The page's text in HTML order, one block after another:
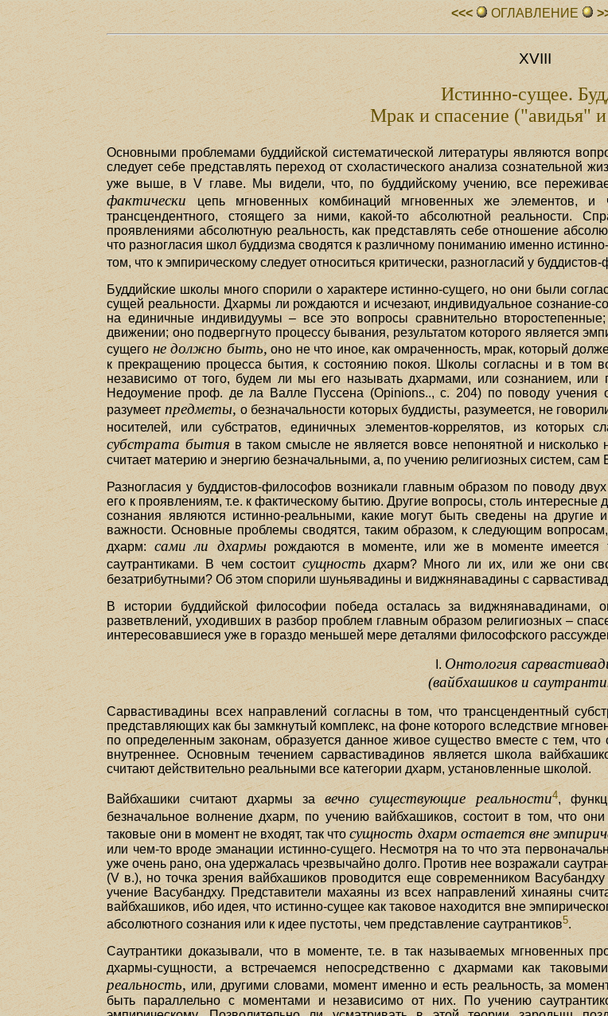
<<< ОГЛАВЛЕHИЕ
XVIII
Истинно-сущее.
Мрак и спасение ("авидья"
Основными проблемами буддийской систематической литературы являются
следует себе представлять переход от схоластического анализа сознательной
уже выше, в V главе. Мы видели, что, по буддийскому учению, все
фактически цепь мгновенных комбинаций мгновенных же элементов,
трансцендентного, стоящего за ними, какой-то абсолютной реальности.
проявлениями абсолютную реальность, как представлять себе отношение
что разногласия школ буддизма сводятся к различному пониманию именно
том, что к эмпирическому следует относиться критически, разногласий у
Буддийские школы много спорили о характере истинно-сущего, но они были
сущей реальности. Дхармы ли рождаются и исчезают, индивидуальное сознание-
на единичные индивидуумы – все это вопросы сравнительно
движении; оно подвергнуто процессу бывания, результатом которого является
сущего не должно быть, оно не что иное, как омраченность, мрак, который
к прекращению процесса бытия, к состоянию покоя. Школы согласны и в том
независимо от того, будем ли мы его называть дхармами, или сознанием, или
Недоумение проф. де ла Валле Пуссена (Opinions.., с. 204) по поводу учения
разумеет предметы,о безначальности которых буддисты, разумеется, не
носителей, или субстратов, единичных элементов-коррелятов, из которых
субстрата бытия в таком смысле не является вовсе непонятной и
считает материю и энергию безначальными, а, по учению религиозных систем, сам
Разногласия у буддистов-философов возникали главным образом по поводу
его к проявлениям, т.е. к фактическому бытию. Другие вопросы, столь интересные
сознания являются истинно-реальными, какие могут быть сведены на
важности. Основные проблемы сводятся, таким образом, к следующим
дхарм:сами ли дхармырождаются в моменте, или же в моменте имеется
саутрантиками. В чем состоитсущность дхарм? Много ли их, или же они
безатрибутными? Об этом спорили шуньявадины и виджнянавадины с
В истории буддийской философии победа осталась за виджнянавадинами,
разветвлений, уходивших в разбор проблем главным образом религиозных –
интересовавшиеся уже в гораздо меньшей мере деталями философского
I. Онтология
(вайбхашиков и
Сарвастивадины всех направлений согласны в том, что трансцендентный
представляющих как бы замкнутый комплекс, на фоне которого вследствие
по определенным законам, образуется данное живое существо вместе с тем, что
внутреннее. Основным течением сарвастивадинов является школа
считают действительно реальными все категории дхарм, установленные школой.
Вайбхашики считают дхармы за вечно существующие реальности4,
безначальное волнение дхарм, по учению вайбхашиков, состоит в том, что
таковые они в момент не входят, так чтосущность дхарм остается вне
или чем-то вроде эманации истинно-сущего. Несмотря на то что эта
уже очень рано, она удержалась чрезвычайно долго. Против нее возражали
(V в.), но точка зрения вайбхашиков проводится еще современником
учение Васубандху. Представители махаяны из всех направлений хинаяны
вайбхашиков, ибо идея, что истинно-сущее как таковое находится вне
абсолютного сознания или к идее пустоты, чем представление саутрантиков5.
Саутрантики доказывали, что в моменте, т.е. в так называемых мгновенных
дхармы-сущности, а встречаемся непосредственно с дхармами как
реальность, или, другими словами, момент именно и есть реальность, за
быть параллельно с моментами и независимо от них. По учению